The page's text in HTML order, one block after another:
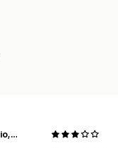
Eric C. Jackson Studio, LLC